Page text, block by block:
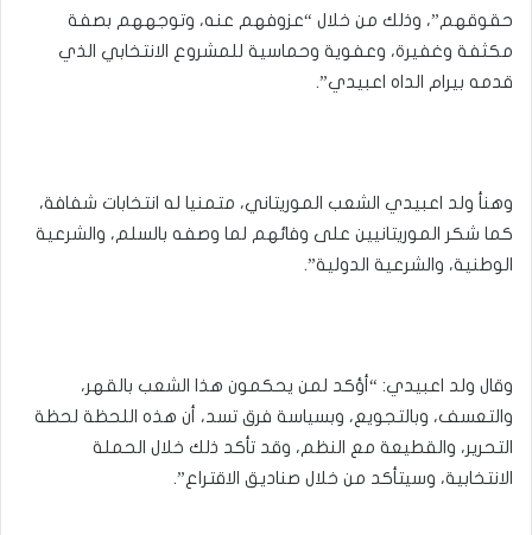
حقوقهم”، وذلك من خلال “عزوفهم عنه، وتوجههم بصفة
مكثفة وغفيرة، وعفوية وحماسية للمشروع الانتخابي الذي
قدمه بيرام الداه اعبيدي”.
وهنأ ولد اعبيدي الشعب الموريتاني، متمنيا له انتخابات شفافة،
كما شكر الموريتانيين على وفائهم لما وصفه بالسلم، والشرعية
الوطنية، والشرعية الدولية”.
وقال ولد اعبيدي: “أؤكد لمن يحكمون هذا الشعب بالقهر،
والتعسف، وبالتجويع، وبسياسة فرق تسد، أن هذه اللحظة لحظة
التحرير، والقطيعة مع النظم، وقد تأكد ذلك خلال الحملة
الانتخابية، وسيتأكد من خلال صناديق الاقتراع”.